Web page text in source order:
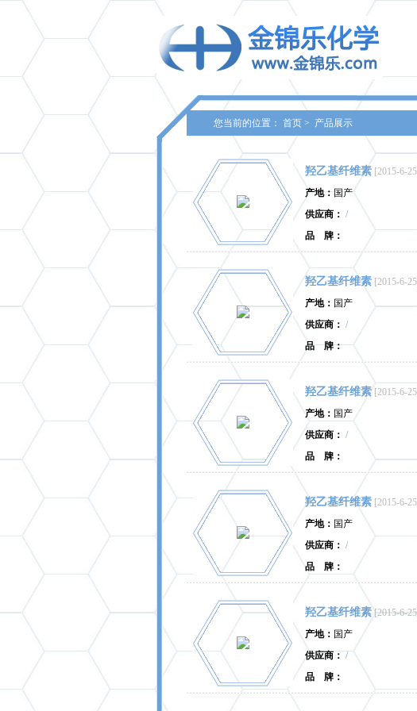
您当前的位置： 首页 > 产品展示
羟乙基纤维素 [2015-6-
产地：国产
供应商： /
品 牌：
羟乙基纤维素 [2015-6-
产地： 国产
供应商： /
品 牌：
羟乙基纤维素 [2015-6-
产地： 国产
供应商： /
品 牌：
羟乙基纤维素 [2015-6-
产地： 国产
供应商： /
品 牌：
羟乙基纤维素 [2015-6-
产地： 国产
供应商： /
品 牌：